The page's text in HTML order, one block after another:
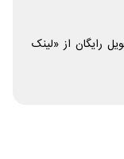
رایگان از «لینک